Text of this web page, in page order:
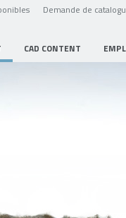
Demande de
CAD CONTENT